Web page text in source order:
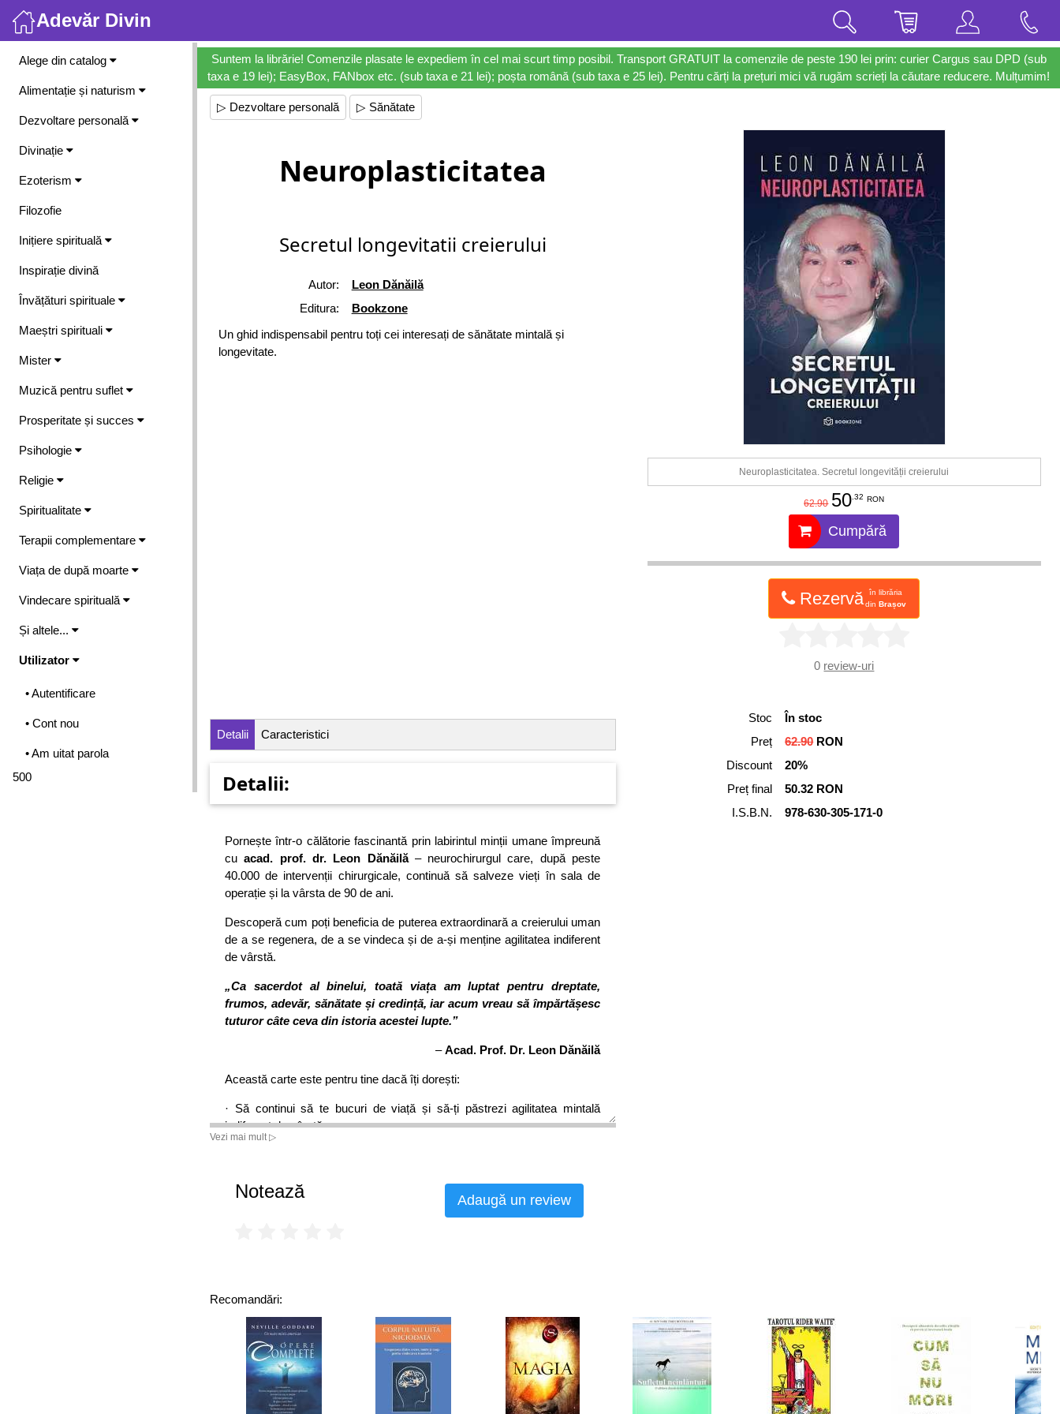
Adevăr Divin
Meniu
Alege din catalog
Alimentație și naturism
Dezvoltare personală
Divinație
Ezoterism
Filozofie
Inițiere spirituală
Inspirație divină
Învățături spirituale
Maeștri spirituali
Mister
Muzică pentru suflet
Prosperitate și succes
Psihologie
Religie
Spiritualitate
Terapii complementare
Viața de după moarte
Vindecare spirituală
Și altele...
Utilizator
• Autentificare
• Cont nou
• Am uitat parola
500
Suntem la librărie! Comenzile plasate le expediem în cel mai scurt timp posibil. Transport GRATUIT la comenzile de peste 190 lei prin: curier Cargus sau DPD (sub
taxa e 19 lei); EasyBox, FANbox etc. (sub taxa e 21 lei); poșta română (sub taxa e 25 lei). Pentru cărți la prețuri mici vă rugăm scrieți la căutare reducere. Mulțumim!
▷ Dezvoltare personală ▷ Sănătate
Neuroplasticitatea
Secretul longevitatii creierului
Autor:
Leon Dănăilă
Editura:
Bookzone
Un ghid indispensabil pentru toți cei interesați de sănătate mintală și
longevitate.
Neuroplasticitatea. Secretul longevității creierului
62.90 50 .32 RON
Cumpără
Rezervă
în librăria
dinBrașov
0 review-uri
Detalii Caracteristici
Detalii:
Pornește într-o călătorie fascinantă prin labirintul minții umane împreună
cuacad. prof. dr. Leon Dănăilă– neurochirurgul care, după peste
40.000 de intervenții chirurgicale, continuă să salveze vieți în sala de
operație și la vârsta de 90 de ani.
Descoperă cum poți beneficia de puterea extraordinară a creierului uman
de a se regenera, de a se vindeca și de a-și menține agilitatea indiferent
de vârstă.
„Ca sacerdot al binelui, toată viața am luptat pentru dreptate,
frumos, adevăr, sănătate și credință, iar acum vreau să împărtășesc
tuturor câte ceva din istoria acestei lupte.”
–Acad. Prof. Dr. Leon Dănăilă
Această carte este pentru tine dacă îți dorești:
· Să continui să te bucuri de viață și să-ți păstrezi agilitatea mintală
indiferent de vârstă
· Să descoperi concluziile despre puterea incredibilă a creierului uman
ale unui neurochirurg inclus în Top 500 de genii ale secolului 21.
Dumnezeu i-a dăruit României. Un om care și-a pus sufletul la bătaie
pentru o țară săracă și uitată deseori. Care în 1981 s-a întors acasă și a
făcut din acasă o Americă de visuri”
Părintele Constantin Necula
Vezi mai mult ▷
Stoc
În stoc
Preț
62.90RON
Discount
20%
Preț final
50.32 RON
I.S.B.N.
978-630-305-171-0
Notează Adaugă un review
Recomandări: